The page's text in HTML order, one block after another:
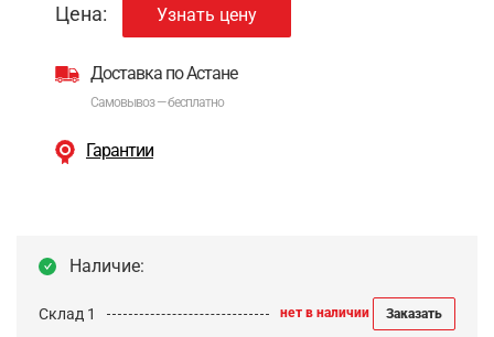
Цена: Узнать цену
Доставка по Астане
Самовывоз — бесплатно
Гарантии
Наличие:
Склад 1 нет в наличии Заказать